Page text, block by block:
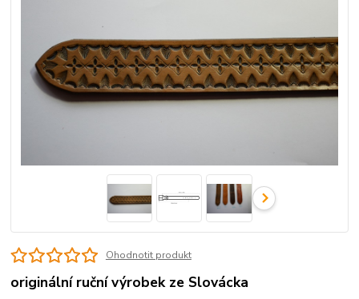
Ohodnotit produkt
originální ruční výrobek ze Slovácka